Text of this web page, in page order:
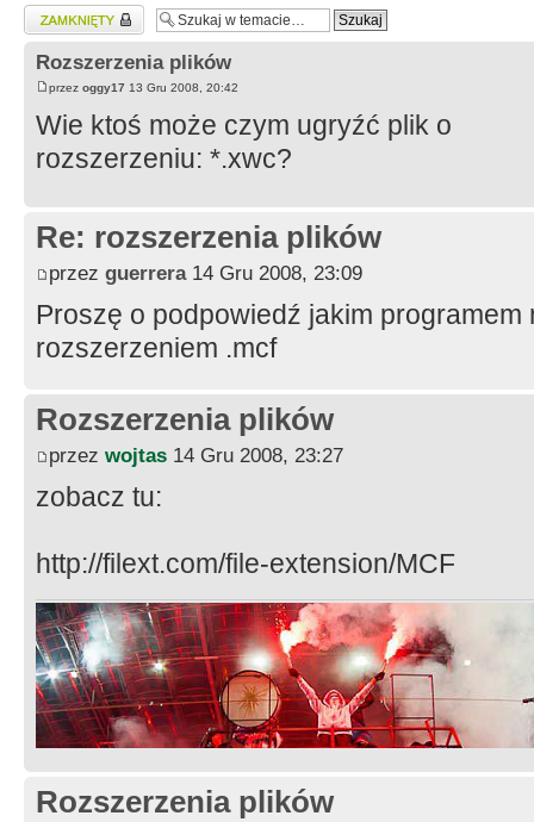
Zablokowany temat
Rozszerzenia plików
przez oggy17 13 Gru 2008, 20:42
Wie ktoś może czym ugryźć plik o
rozszerzeniu: *.xwc?
Re: rozszerzenia plików
przez guerrera14 Gru 2008, 23:09
Proszę o podpowiedź jakim
rozszerzeniem .mcf
Rozszerzenia plików
przez wojtas 14 Gru 2008, 23:27
zobacz tu:
http://filext.com/file-extension/MCF
Rozszerzenia plików